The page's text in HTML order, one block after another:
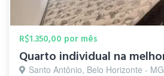
R$1.350,00 por mês
Santo Antônio, Belo Horizonte - MG